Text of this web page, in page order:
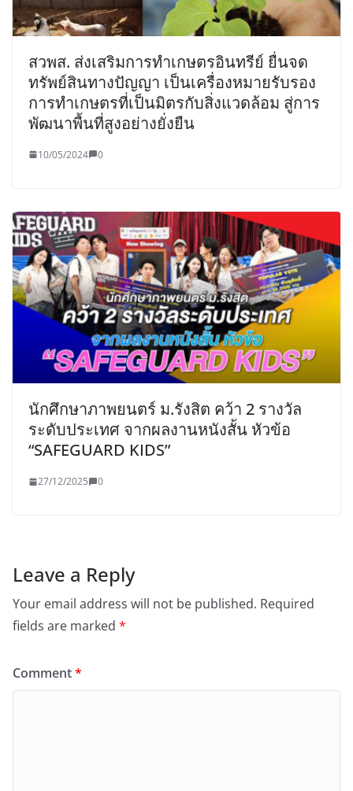
สวพส. ส่งเสริมการทำเกษตรอินทรีย์ ยื่นจด
ทรัพย์สินทางปัญญา เป็นเครื่องหมายรับรอง
การทำเกษตรที่เป็นมิตรกับสิ่งแวดล้อม สู่การ
พัฒนาพื้นที่สูงอย่างยั่งยืน
10/05/2024 0
นักศึกษาภาพยนตร์ ม.รังสิต คว้า 2 รางวัล
ระดับประเทศ จากผลงานหนังสั้น หัวข้อ
“SAFEGUARD KIDS”
27/12/2025 0
Leave a Reply
Your email address will not be published. Required
fields are marked *
Comment*